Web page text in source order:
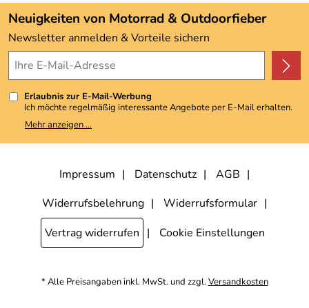
Angebote
Kundenbewertungen (3.493)
4,9/5*****
Neuigkeiten von Motorrad & Outdoorfieber
Newsletter anmelden & Vorteile sichern
Erlaubnis zur E-Mail-Werbung
Ich möchte regelmäßig interessante Angebote per E-Mail erhalten.
Meine E-Mail-Adresse wird nicht an andere Unternehmen
weitergegeben. Zu statistischen Zwecken wird in anonymer Form
kann ich jederzeit mit Wirkung für die Zukunft widerrufen, indem ich
den Link "Abmelden" am Ende des Newsletters anklicke. Die
Mehr anzeigen ...
Impressum Datenschutz
AGB
Widerrufsbelehrung
Widerrufsformular
Vertrag widerrufen
Cookie Einstellungen
* Alle Preisangaben inkl. MwSt. und zzgl.Versandkosten